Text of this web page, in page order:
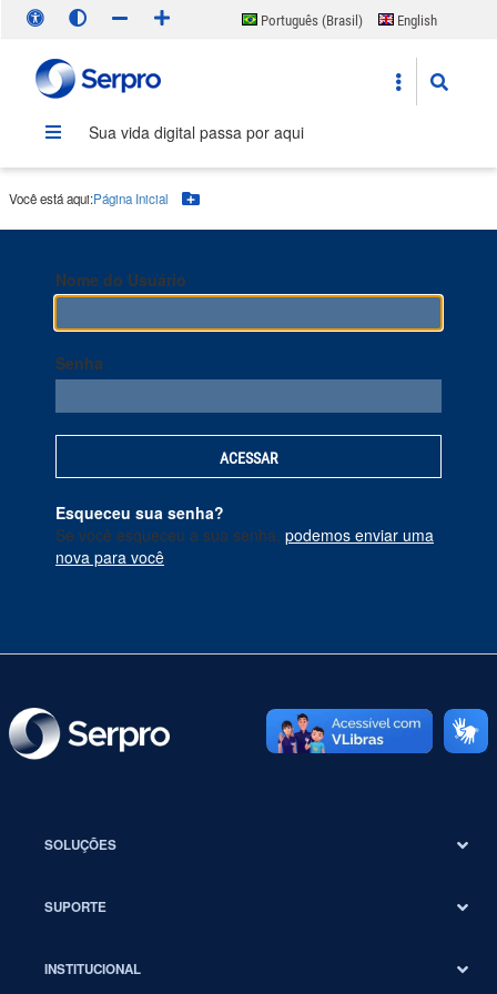
Português (Brasil)
English
Sua vida digital passa por aqui
Você está aqui:Página Inicial Botão Menu
Nome do Usuário
Senha
Esqueceu sua senha?
Se você esqueceu a sua senha, podemos enviar uma
nova para você
SOLUÇÕES
SUPORTE
INSTITUCIONAL